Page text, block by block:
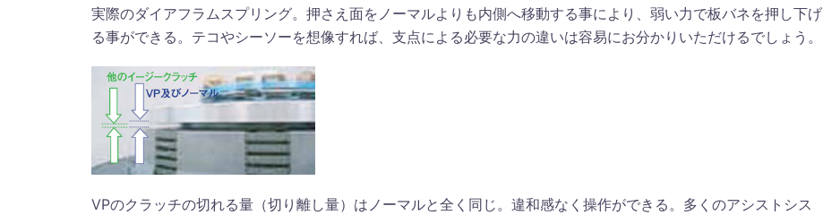
実際のダイアフラムスプリング。押さえ面をノーマルよりも内側へ移動する事により、弱い力で板バネを押し下げ
る事ができる。テコやシーソーを想像すれば、支点による必要な力の違いは容易にお分かりいただけるでしょう。
VPのクラッチの切れる量（切り離し量）はノーマルと全く同じ。違和感なく操作ができる。多くのアシストシス